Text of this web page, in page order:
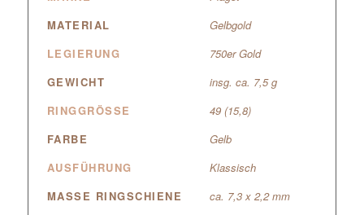
MATERIAL
Gelbgold
LEGIERUNG
750er Gold
GEWICHT
insg. ca. 7,5 g
RINGGRÖSSE
49 (15,8)
FARBE
Gelb
AUSFÜHRUNG
Klassisch
MASSE RINGSCHIENE
ca. 7,3 x 2,2 mm